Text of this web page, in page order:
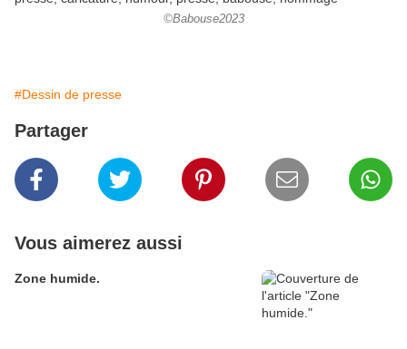
©Babouse2023
#Dessin de presse
Partager
Vous aimerez aussi
Zone humide.